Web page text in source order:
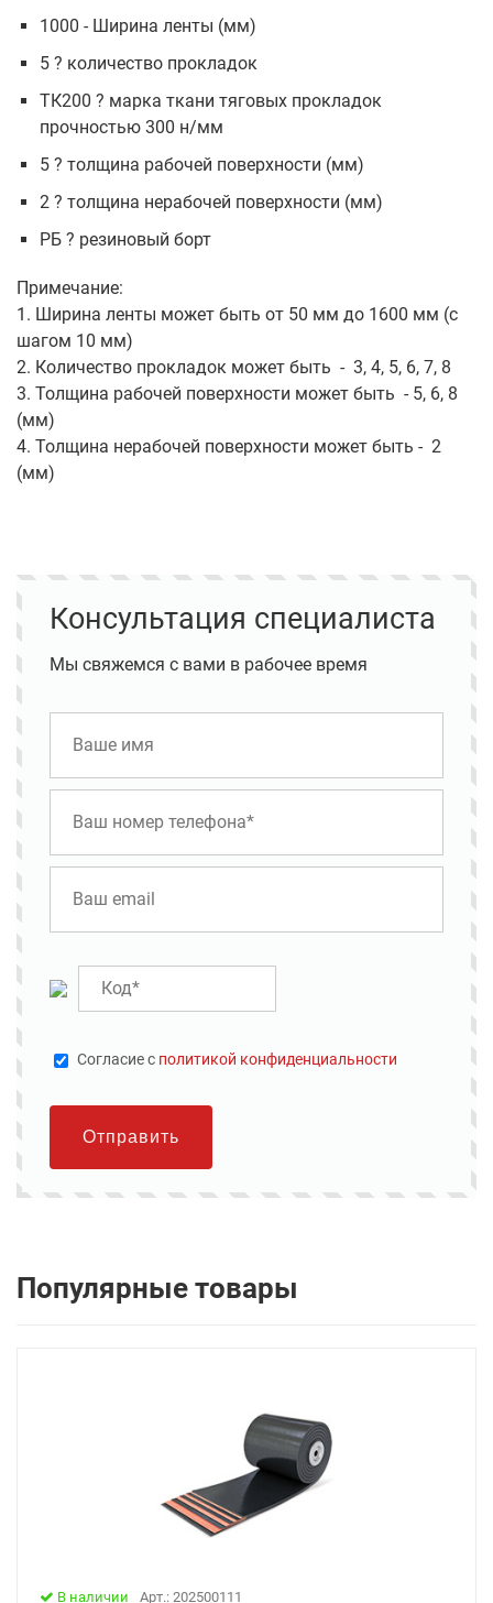
1000 - Ширина ленты (мм)
5 ? количество прокладок
ТК200 ? марка ткани тяговых прокладок
прочностью 300 н/мм
5 ? толщина рабочей поверхности (мм)
2 ? толщина нерабочей поверхности (мм)
РБ ? резиновый борт
Примечание:
1. Ширина ленты может быть от 50 мм до 1600 мм (с
шагом 10 мм)
2. Количество прокладок может быть - 3, 4, 5, 6, 7, 8
3. Толщина рабочей поверхности может быть - 5, 6, 8
(мм)
4. Толщина нерабочей поверхности может быть - 2
(мм)
Консультация специалиста
Мы свяжемся с вами в рабочее время
Cогласие с политикой конфиденциальности
Отправить
Популярные товары
В наличии Арт.: 202500111